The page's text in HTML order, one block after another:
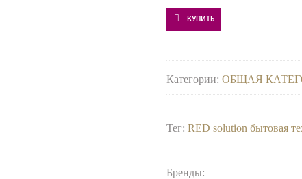
КУПИТЬ
Категории:ОБЩАЯ
Тег:RED solution бытовая
Бренды: